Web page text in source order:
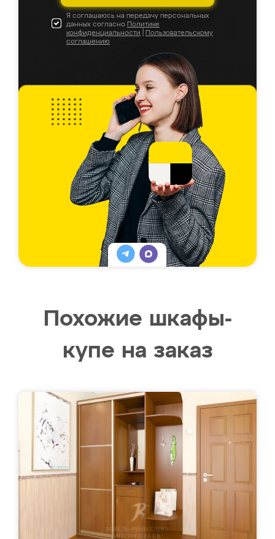
Я соглашаюсь на передачу персональных
данных согласно Политике
конфиденциальности
Пользовательскому
соглашению
Похожие шкафы-
купе на заказ